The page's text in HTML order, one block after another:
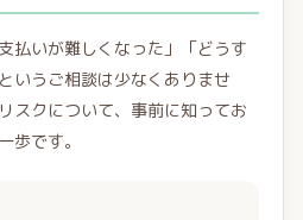
払いが難しくなった」「どうす
いうご相談は少なくありませ
スクについて、事前に知ってお
歩です。